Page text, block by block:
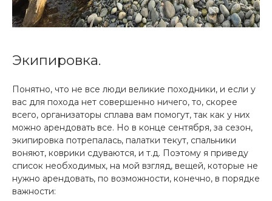
Экипировка.
Понятно, что не все люди великие походники, и если у
вас для похода нет совершенно ничего, то, скорее
всего, организаторы сплава вам помогут, так как у них
можно арендовать все. Но в конце сентября, за сезон,
экипировка потрепалась, палатки текут, спальники
воняют, коврики сдуваются, и т.д. Поэтому я приведу
список необходимых, на мой взгляд, вещей, которые не
нужно арендовать, по возможности, конечно, в порядке
важности: